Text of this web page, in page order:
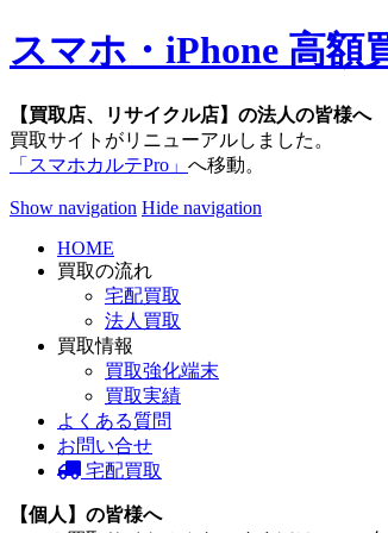
スマホ・iPhone 高
【買取店、リサイクル店】の法人の皆様へ
買取サイトがリニューアルしました。
「スマホカルテPro」 へ移動。
Show navigation Hide navigation
HOME
買取の流れ
宅配買取
法人買取
買取情報
買取強化端末
買取実績
よくある質問
お問い合せ
宅配買取
【個人】の皆様へ